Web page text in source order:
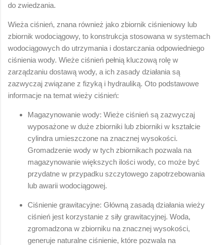
do zwiedzania.
Wieża ciśnień, znana również jako zbiornik ciśnieniowy lub
zbiornik wodociągowy, to konstrukcja stosowana w systemach
wodociągowych do utrzymania i dostarczania odpowiedniego
ciśnienia wody. Wieże ciśnień pełnią kluczową rolę w
zarządzaniu dostawą wody, a ich zasady działania są
zazwyczaj związane z fizyką i hydrauliką. Oto podstawowe
informacje na temat wieży ciśnień:
Magazynowanie wody: Wieże ciśnień są zazwyczaj
wyposażone w duże zbiorniki lub zbiorniki w kształcie
cylindra umieszczone na znacznej wysokości.
Gromadzenie wody w tych zbiornikach pozwala na
magazynowanie większych ilości wody, co może być
przydatne w przypadku szczytowego zapotrzebowania
lub awarii wodociągowej.
Ciśnienie grawitacyjne: Główną zasadą działania wieży
ciśnień jest korzystanie z siły grawitacyjnej. Woda,
zgromadzona w zbiorniku na znacznej wysokości,
generuje naturalne ciśnienie, które pozwala na